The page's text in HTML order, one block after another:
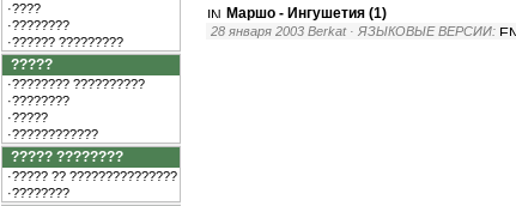
·????
·????????
·?????? ?????????
?????
·???????? ??????????
·????????
·?????
·????????????
????? ????????
·????? ?? ???????????????
·????????
Маршо - Ингушетия (1)
28 января 2003 Berkat · ЯЗЫКОВЫЕ ВЕРСИИ: